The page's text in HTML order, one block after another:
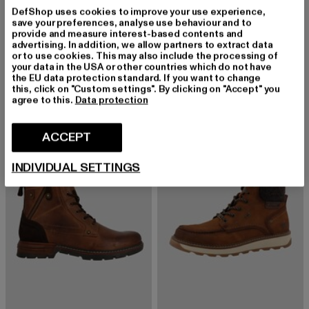
MUSTANG
Akela
EUR 71,19
Huidige prijs: EUR 71,19
EUR 79,99Actieprijs: EUR 79,99
MUSTANG
Thalke
EUR 95,69
Huidige prijs: EUR 95,69
EUR 109,99Actieprijs:
-13%
DefShop uses cookies to improve your use experience,
save your preferences, analyse use behaviour and to
provide and measure interest-based contents and
advertising. In addition, we allow partners to extract data
or to use cookies. This may also include the processing of
your data in the USA or other countries which do not have
the EU data protection standard. If you want to change
this, click on "Custom settings". By clicking on "Accept" you
agree to this. Data protection
ACCEPT
INDIVIDUAL SETTINGS